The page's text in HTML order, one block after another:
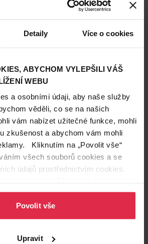
Detaily Více o cookies
ABYCHOM VYLEPŠILI VÁŠ
WEBU
a osobními údaji, aby naše služby
věděli, co se na našich
vám nabízet užitečné funkce, mohli
zkušenost a abychom vám mohli
Kliknutím na „Povolit vše“
všech souborů cookies a se
údajů prostřednictvím cookies.
Povolit vše
Upravit
Vhodné pro citlivou pokožku
nakupují